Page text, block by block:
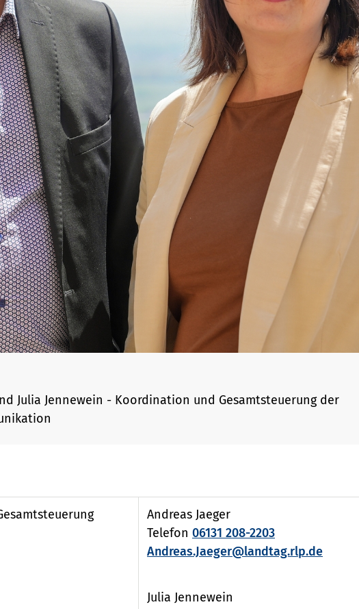
Julia Jennewein - Koordination und Gesamtsteuerung der
Andreas Jaeger
Telefon 06131 208-2203
Andreas.Jaeger@landtag.rlp.de
Julia Jennewein